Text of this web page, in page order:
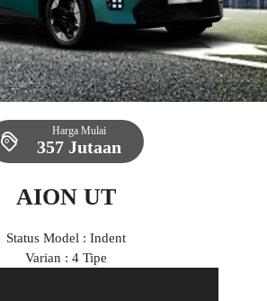
Harga Mulai
357 Jutaan
AION UT
Status Model : Indent
Varian : 4 Tipe